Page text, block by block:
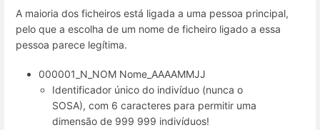
A maioria dos ficheiros está ligada a uma pessoa principal,
pelo que a escolha de um nome de ficheiro ligado a essa
pessoa parece legítima.
000001_N_NOM Nome_AAAAMMJJ
Identificador único do indivíduo (nunca o
SOSA), com 6 caracteres para permitir uma
dimensão de 999 999 indivíduos!